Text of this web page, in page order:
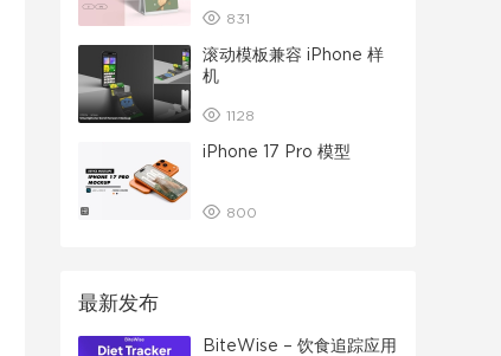
831
滚动模板兼容 iPhone 样
机
1128
iPhone 17 Pro 模型
800
最新发布
BiteWise – 饮食追踪应用